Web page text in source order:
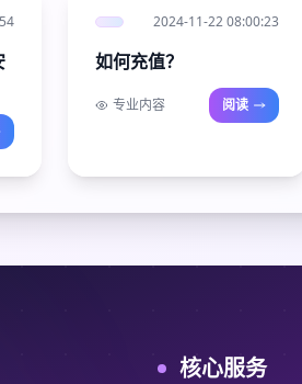
2024-11-22 08:00:23
如何充值？
专业内容 阅读
核心服务